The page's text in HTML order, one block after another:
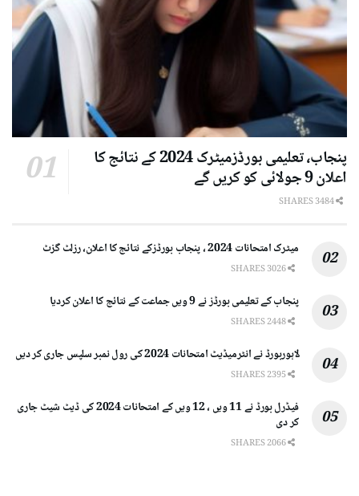
پنجاب، تعلیمی بورڈزمیٹرک 2024 کے نتائج کا
اعلان 9 جولائی کو کریں گے
میٹرک امتحانات 2024 ، پنجاب بورڈزکے نتائج کا اعلان، رزلٹ گزٹ
پنجاب کے تعلیمی بورڈز نے 9 ویں جماعت کے نتائج کا اعلان کردیا
لاہوربورڈ نے انٹرمیڈیٹ امتحانات 2024 کی رول نمبر سلپس جاری کر دیں
فیڈرل بورڈ نے 11 ویں ، 12 ویں کے امتحانات 2024 کی ڈیٹ شیٹ جاری
کر دی